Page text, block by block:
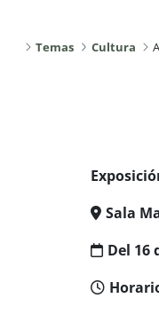
Temas Cultura
Sala
Del 16